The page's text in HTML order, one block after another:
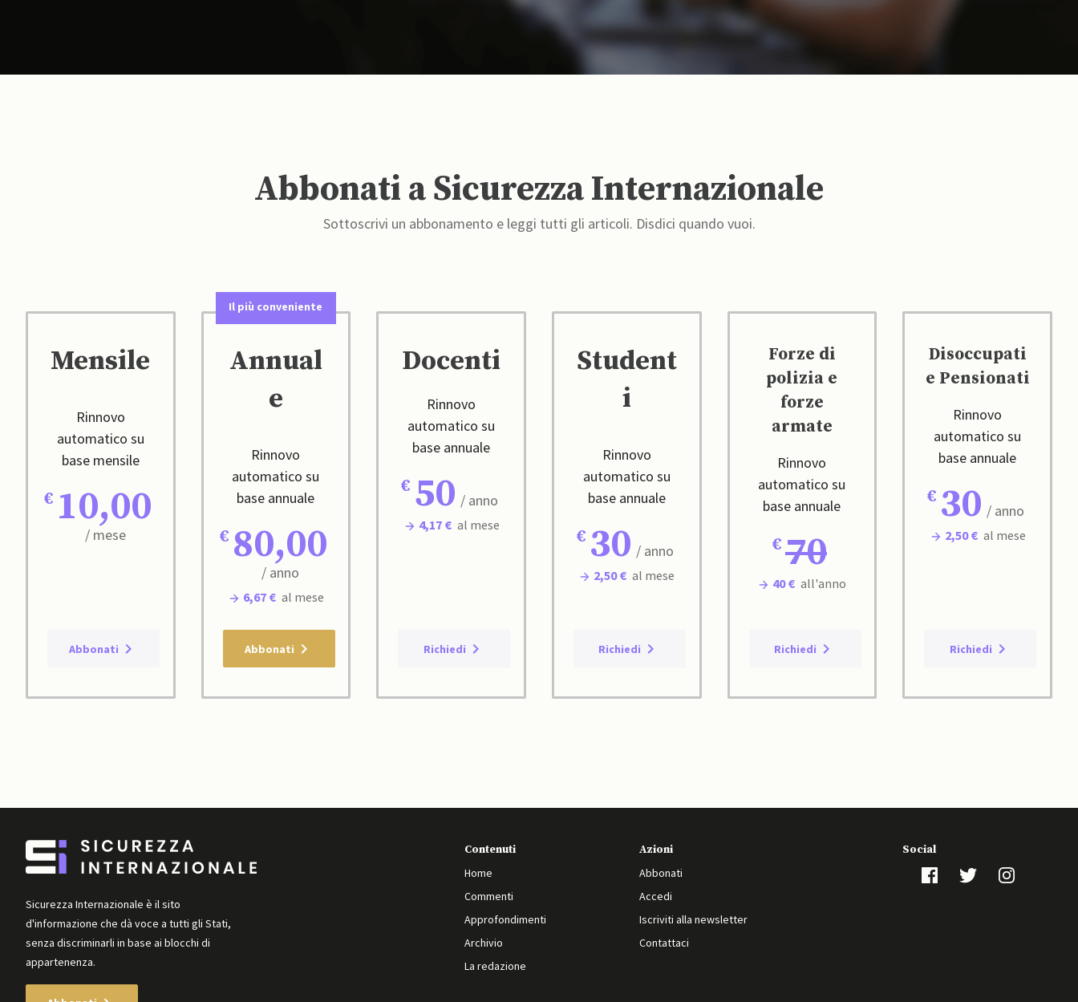
Abbonati a Sicurezza Internazionale
Sottoscrivi un abbonamento e leggi tutti gli articoli. Disdici quando vuoi.
Mensile
Rinnovo
automatico su
base mensile
10,00
/ mese
Abbonati
Il più conveniente
Annual
e
Rinnovo
automatico su
base annuale
80,00
/ anno
6,67 € al mese
Abbonati
Docenti
Rinnovo
automatico su
base annuale
50 / anno
4,17 € al mese
Richiedi
Student
i
Rinnovo
automatico su
base annuale
30 / anno
2,50 € al mese
Richiedi
Forze di
polizia e
forze
armate
Rinnovo
automatico su
base annuale
70
40 € all'anno
Richiedi
Disoccupati
e Pensionati
Rinnovo
automatico su
base annuale
30 / anno
2,50 € al mese
Richiedi
Sicurezza Internazionale è il sito
d'informazione che dà voce a tutti gli Stati,
senza discriminarli in base ai blocchi di
appartenenza.
Contenuti
Home
Commenti
Approfondimenti
Archivio
La redazione
Azioni
Abbonati
Accedi
Iscriviti alla newsletter
Contattaci
Social